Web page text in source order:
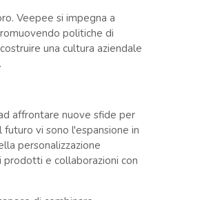
Veepee si impegna a
politiche di
una cultura aziendale
affrontare nuove sfide per
vi sono l'espansione in
personalizzazione
e collaborazioni con